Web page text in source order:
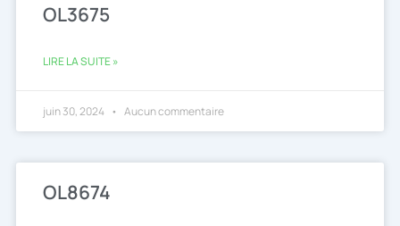
OL3675
LIRE LA SUITE »
juin 30, 2024 Aucun commentaire
OL8674